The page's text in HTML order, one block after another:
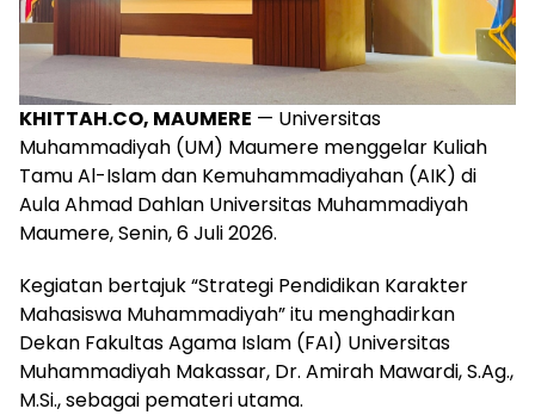
KHITTAH.CO, MAUMERE — Universitas
Muhammadiyah (UM) Maumere menggelar Kuliah
Tamu Al-Islam dan Kemuhammadiyahan (AIK) di
Aula Ahmad Dahlan Universitas Muhammadiyah
Maumere, Senin, 6 Juli 2026.
Kegiatan bertajuk “Strategi Pendidikan Karakter
Mahasiswa Muhammadiyah” itu menghadirkan
Dekan Fakultas Agama Islam (FAI) Universitas
Muhammadiyah Makassar, Dr. Amirah Mawardi, S.Ag.,
M.Si., sebagai pemateri utama.